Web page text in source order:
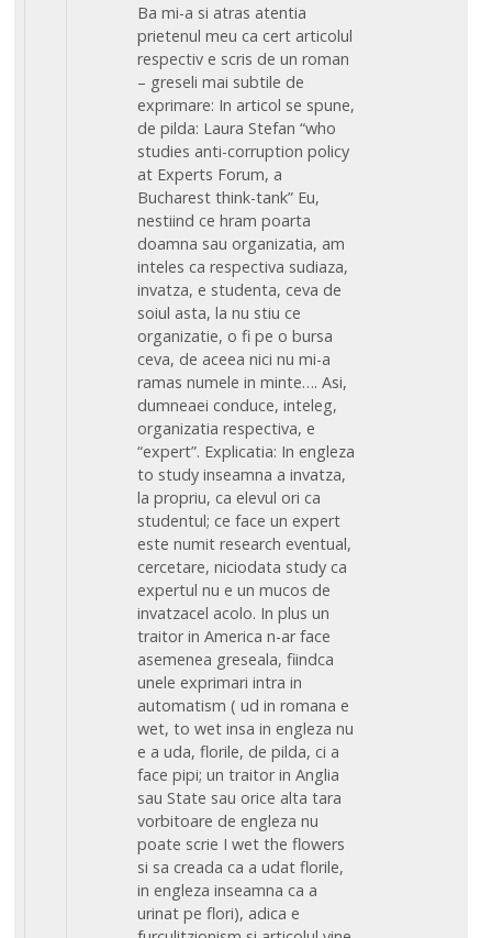
Ba mi-a si atras atentia
prietenul meu ca cert articolul
respectiv e scris de un roman
– greseli mai subtile de
exprimare: In articol se spune,
de pilda: Laura Stefan “who
studies anti-corruption policy
at Experts Forum, a
Bucharest think-tank” Eu,
nestiind ce hram poarta
doamna sau organizatia, am
inteles ca respectiva sudiaza,
invatza, e studenta, ceva de
soiul asta, la nu stiu ce
organizatie, o fi pe o bursa
ceva, de aceea nici nu mi-a
ramas numele in minte…. Asi,
dumneaei conduce, inteleg,
organizatia respectiva, e
“expert”. Explicatia: In engleza
to study inseamna a invatza,
la propriu, ca elevul ori ca
studentul; ce face un expert
este numit research eventual,
cercetare, niciodata study ca
expertul nu e un mucos de
invatzacel acolo. In plus un
traitor in America n-ar face
asemenea greseala, fiindca
unele exprimari intra in
automatism ( ud in romana e
wet, to wet insa in engleza nu
e a uda, florile, de pilda, ci a
face pipi; un traitor in Anglia
sau State sau orice alta tara
vorbitoare de engleza nu
poate scrie I wet the flowers
si sa creada ca a udat florile,
in engleza inseamna ca a
urinat pe flori), adica e